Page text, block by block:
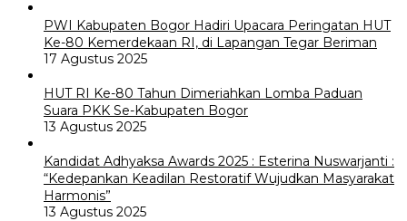
PWI Kabupaten Bogor Hadiri Upacara Peringatan HUT
Ke-80 Kemerdekaan RI, di Lapangan Tegar Beriman
17 Agustus 2025
HUT RI Ke-80 Tahun Dimeriahkan Lomba Paduan
Suara PKK Se-Kabupaten Bogor
13 Agustus 2025
Kandidat Adhyaksa Awards 2025 : Esterina Nuswarjanti :
“Kedepankan Keadilan Restoratif Wujudkan Masyarakat
Harmonis”
13 Agustus 2025